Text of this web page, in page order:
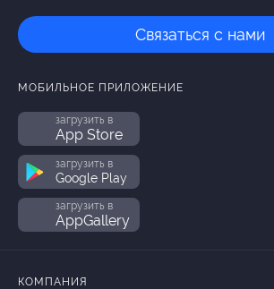
Связаться с нами
МОБИЛЬНОЕ ПРИЛОЖЕНИЕ
загрузить в
App Store
загрузить в
Google Play
загрузить в
AppGallery
КОМПАНИЯ